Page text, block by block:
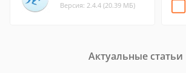
Версия: 2.4.4 (20.39 МБ)
Актуальные статьи